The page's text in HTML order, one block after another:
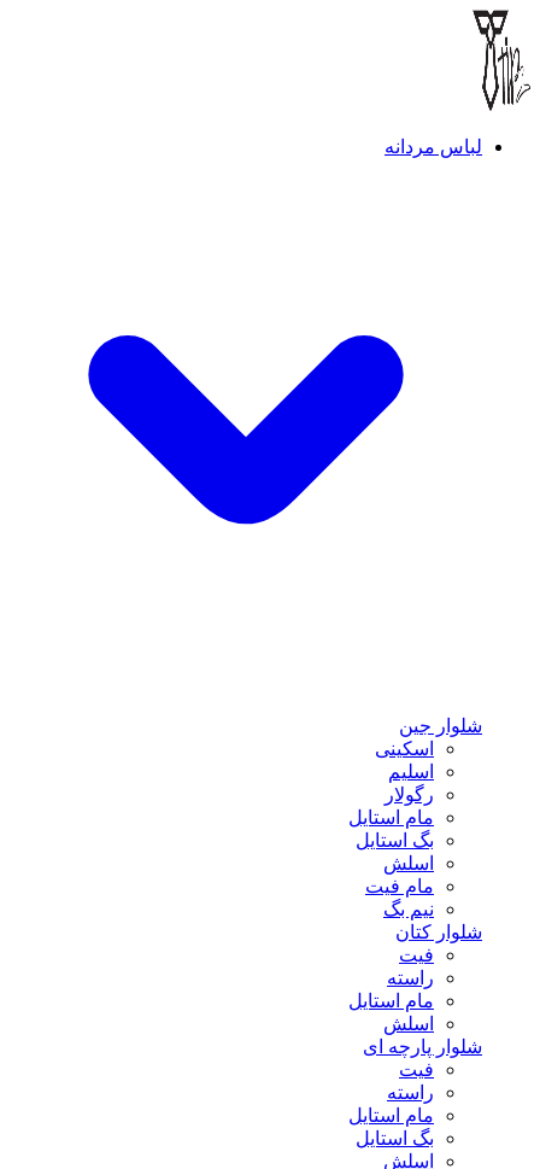
لباس مردانه
شلوار جین
اسکینی
اسلیم
رگولار
مام استایل
بگ استایل
اسلش
مام فیت
نیم بگ
شلوار کتان
فیت
راسته
مام استایل
اسلش
شلوار پارچه ای
فیت
راسته
مام استایل
بگ استایل
اسلش